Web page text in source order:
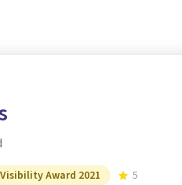
Visibility Award 2021 5